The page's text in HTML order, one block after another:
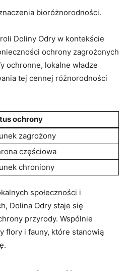
bioróżnorodności.
Doliny Odry w kontekście
ochrony zagrożonych
ochronne, lokalne władze
tej cennej​ różnorodności
ochrony
zagrożony
częściowa
chroniony
społeczności i
Dolina Odry staje się
przyrody. Wspólnie
flory⁣ i fauny, które stanowią